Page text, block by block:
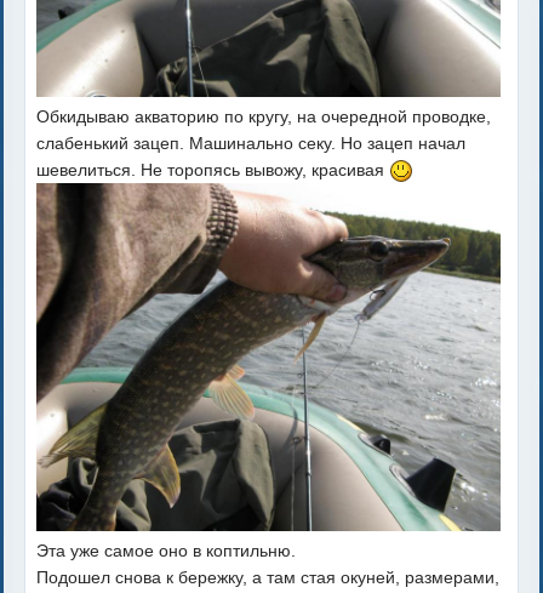
Обкидываю акваторию по кругу, на очередной проводке,
слабенький зацеп. Машинально секу. Но зацеп начал
шевелиться. Не торопясь вывожу, красивая
Эта уже самое оно в коптильню.
Подошел снова к бережку, а там стая окуней, размерами,